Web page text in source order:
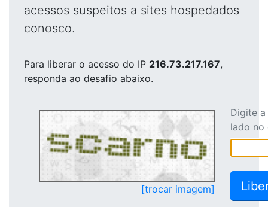
acessos suspeitos a sites hospedados
conosco.
Para liberar o acesso do IP 216.73.217.167,
responda ao desafio abaixo.
[trocar imagem]
Digite
lado no